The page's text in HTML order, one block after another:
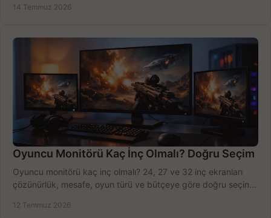
14 Temmuz 2026
Oyuncu Monitörü Kaç İnç Olmalı? Doğru Seçim
Oyuncu monitörü kaç inç olmalı? 24, 27 ve 32 inç ekranları
çözünürlük, mesafe, oyun türü ve bütçeye göre doğru seçin,
12 Temmuz 2026